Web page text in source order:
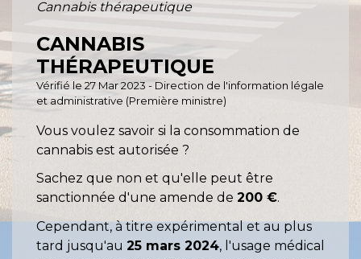
Cannabis thérapeutique
CANNABIS
THÉRAPEUTIQUE
Vérifié le 27 Mar 2023 - Direction de l'information légale
et administrative (Première ministre)
Vous voulez savoir si la consommation de
cannabis est autorisée ?
Sachez que non et qu'elle peut être
sanctionnée d'une amende de 200 €.
Cependant, à titre expérimental et au plus
tard jusqu'au 25 mars 2024, l'usage médical